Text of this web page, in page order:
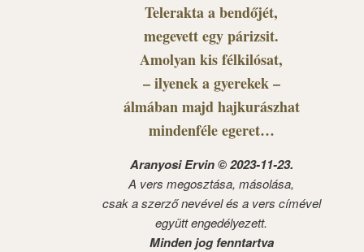
Telerakta a bendőjét,
megevett egy párizsit.
Amolyan kis félkilósat,
– ilyenek a gyerekek –
álmában majd hajkurászhat
mindenféle egeret…
Aranyosi Ervin © 2023-11-23.
A vers megosztása, másolása,
csak a szerző nevével és a vers címével
együtt engedélyezett.
Minden jog fenntartva